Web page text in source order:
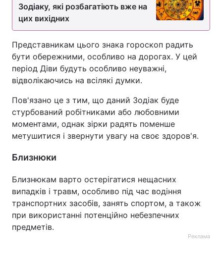
Зодіаку, які розбагатіють вже на
цих вихідних
Представникам цього знака гороскоп радить
бути обережними, особливо на дорогах. У цей
період Діви будуть особливо неуважні,
відволікаючись на всілякі думки.
Пов'язано це з тим, що даний Зодіак буде
стурбований робітниками або любовними
моментами, однак зірки радять поменше
метушитися і звернути увагу на своє здоров'я.
Близнюки
Близнюкам варто остерігатися нещасних
випадків і травм, особливо під час водіння
транспортних засобів, занять спортом, а також
при використанні потенційно небезпечних
предметів.
Реклама